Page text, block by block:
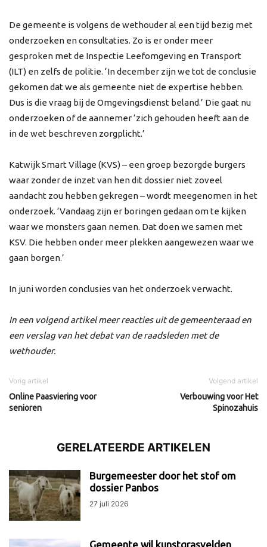
De gemeente is volgens de wethouder al een tijd bezig met
onderzoeken en consultaties. Zo is er onder meer
gesproken met de Inspectie Leefomgeving en Transport
(ILT) en zelfs de politie. ‘In december zijn we tot de conclusie
gekomen dat we als gemeente niet de expertise hebben.
Dus is die vraag bij de Omgevingsdienst beland.’ Die gaat nu
onderzoeken of de aannemer ‘zich gehouden heeft aan de
in de wet beschreven zorgplicht.’
Katwijk Smart Village (KVS) – een groep bezorgde burgers
waar zonder de inzet van hen dit dossier niet zoveel
aandacht zou hebben gekregen – wordt meegenomen in het
onderzoek. ‘Vandaag zijn er boringen gedaan om te kijken
waar we monsters gaan nemen. Dat doen we samen met
KSV. Die hebben onder meer plekken aangewezen waar we
gaan borgen.’
In juni worden conclusies van het onderzoek verwacht.
In een volgend artikel meer reacties uit de gemeenteraad en
een verslag van het debat van de raadsleden met de
wethouder.
Vorig artikel
Online Paasviering voor
senioren
Volgend artikel
Verbouwing voor Het
Spinozahuis
GERELATEERDE ARTIKELEN
Burgemeester door het stof om
dossier Panbos
27 juli 2026
Gemeente wil kunstgrasvelden